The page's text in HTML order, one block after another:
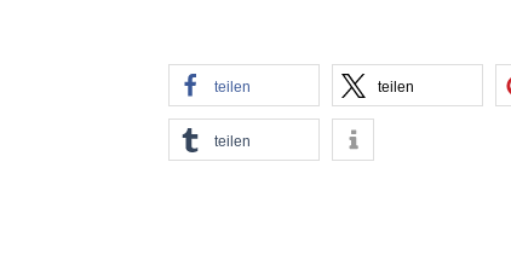
teilen teilen
teilen